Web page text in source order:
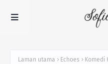
Laman utama Echoes Komedi